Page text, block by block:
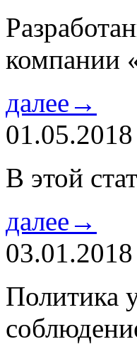
компании
далее→
01.05.2018
В этой
далее→
03.01.2018
Политика